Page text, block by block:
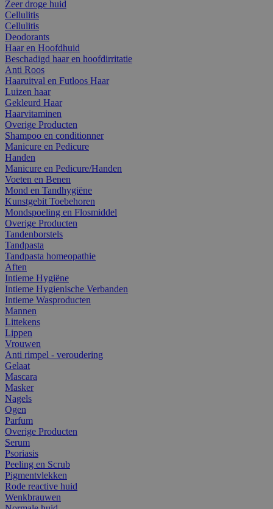
Zeer droge huid
Cellulitis
Cellulitis
Deodorants
Haar en Hoofdhuid
Beschadigd haar en hoofdirritatie
Anti Roos
Haaruitval en Futloos Haar
Luizen haar
Gekleurd Haar
Haarvitaminen
Overige Producten
Shampoo en conditionner
Manicure en Pedicure
Handen
Manicure en Pedicure/Handen
Voeten en Benen
Mond en Tandhygiëne
Kunstgebit Toebehoren
Mondspoeling en Flosmiddel
Overige Producten
Tandenborstels
Tandpasta
Tandpasta homeopathie
Aften
Intieme Hygiëne
Intieme Hygienische Verbanden
Intieme Wasproducten
Mannen
Littekens
Lippen
Vrouwen
Anti rimpel - veroudering
Gelaat
Mascara
Masker
Nagels
Ogen
Parfum
Overige Producten
Serum
Psoriasis
Peeling en Scrub
Pigmentvlekken
Rode reactive huid
Wenkbrauwen